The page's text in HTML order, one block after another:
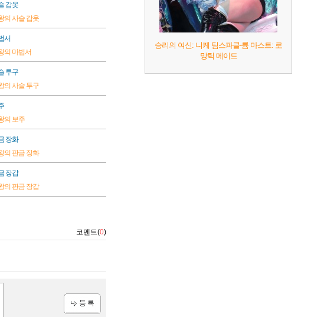
갑옷
의 사슬 갑옷
서
의 마법서
투구
의 사슬 투구
의 보주
장화
의 판금 장화
장갑
의 판금 장갑
코멘트(0)
승리의 여신: 니케 팀스파클-륨 마스트: 로
망틱 메이드